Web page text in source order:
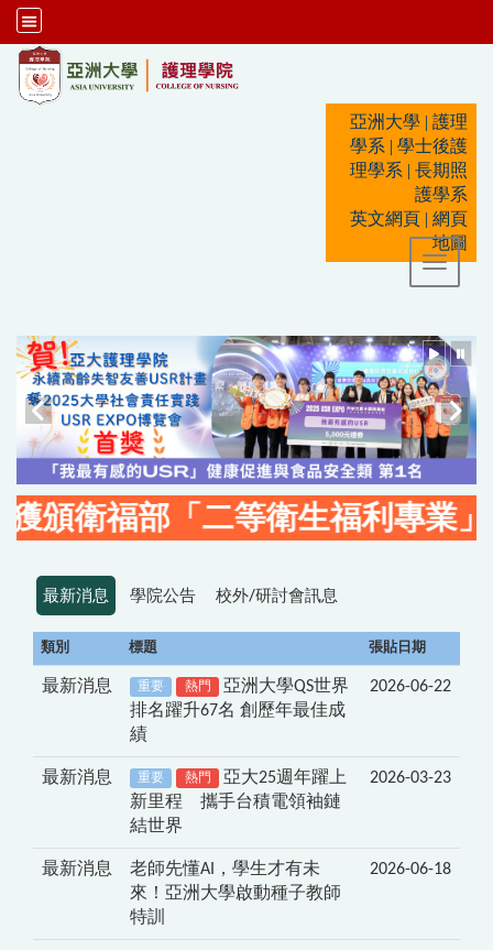
亞洲大學 | 護理
學系 | 學士後護
理學系 | 長期照
護學系
英文網頁 | 網頁
地圖
Toggle
部「二等衛生福利專業」獎章!
最新消息 學院公告 校外/研討會訊息
類別 標題 張貼日期
最新消息 重要 熱門
亞洲大學QS世界
排名躍升67名 創歷年最佳成
績
2026-06-22
最新消息 重要 熱門
亞大25週年躍上
新里程 攜手台積電領袖鏈
結世界
2026-03-23
最新消息
老師先懂AI，學生才有未
來！亞洲大學啟動種子教師
特訓
2026-06-18